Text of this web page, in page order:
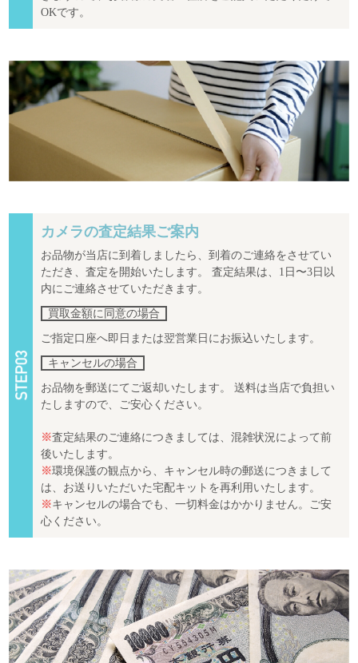
OKです。
カメラの査定結果ご案内
お品物が当店に到着しましたら、到着のご連絡をさせてい
ただき、査定を開始いたします。 査定結果は、1日〜3日以
内にご連絡させていただきます。
買取金額に同意の場合
ご指定口座へ即日または翌営業日にお振込いたします。
キャンセルの場合
お品物を郵送にてご返却いたします。 送料は当店で負担い
たしますので、ご安心ください。
※査定結果のご連絡につきましては、混雑状況によって前
後いたします。
※環境保護の観点から、キャンセル時の郵送につきまして
は、お送りいただいた宅配キットを再利用いたします。
※キャンセルの場合でも、一切料金はかかりません。ご安
心ください。